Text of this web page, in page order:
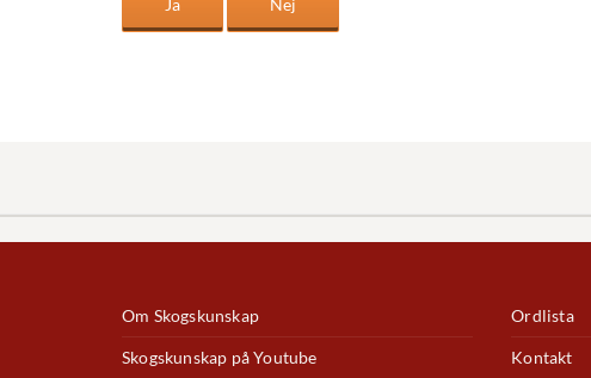
Om Skogskunskap Ordlista
Skogskunskap på Youtube Kontakt